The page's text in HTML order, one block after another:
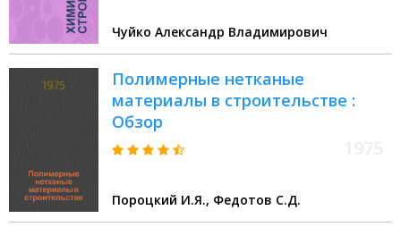
Чуйко Александр Владимирович
Полимерные нетканые
материалы в строительстве :
Обзор
Пороцкий И.Я., Федотов С.Д.